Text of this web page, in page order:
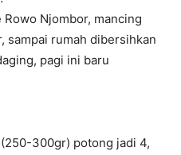
Njombor, mancing
sampai rumah dibersihkan
pagi ini baru
300gr) potong jadi 4,